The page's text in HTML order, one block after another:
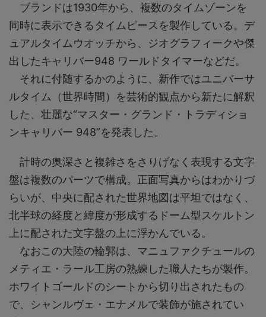
ブランドは1930年から、複数のタイムゾーンを
同時に表示できるタイムピースを製作している。デ
ュアルタイムウオッチから、ジオグラフィークや傑
出したキャリバー948 ワールドタイマーなどだ。
それに付随するかのように、新作ではユニバーサ
ルタイム（世界時間）を芸術的観点から新たに解釈
した、壮麗な“マスター・グランド・トラディショ
ンキャリバー 948”を発表した。
計時の奥深さと複雑さをさりげなく表現する文字
盤は複数のパーツで構成。正面写真からはわかりづ
らいが、中央に配された世界地図は平坦ではなく、
北半球の経度と緯度が形成するドーム型スケルトン
上に配された文字盤の上に浮かんでいる。
なおこの大陸の輪郭は、マニュファクチュールの
メティエ・ラール工房の熟練した職人たちが製作。
ホワイトゴールドのシートから切り出されたもの
で、シャンルヴェ・エナメルで装飾が施されてい